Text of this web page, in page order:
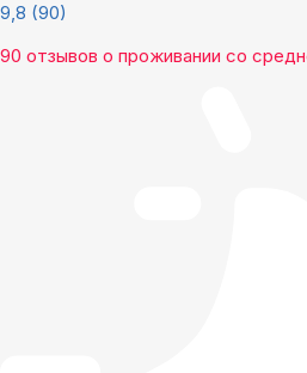
9,8 (90)
90 отзывов о проживании со